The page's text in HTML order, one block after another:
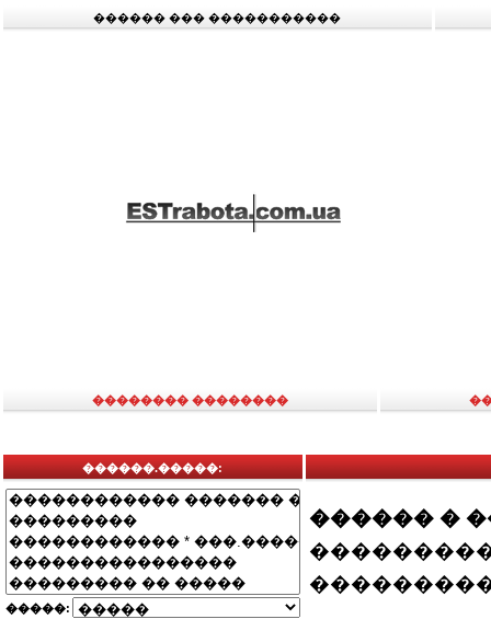
������ ��� �����������
�������� ��������
������.�����:
�����:
������ �